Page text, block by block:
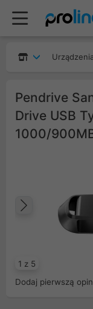
Pendrive
Drive USB
1000/
1 z 5
Dodaj pierwszą